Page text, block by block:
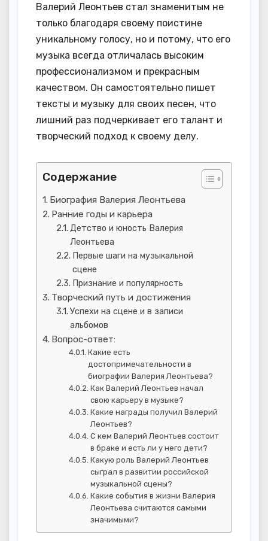
Валерий Леонтьев стал знаменитым не
только благодаря своему поистине
уникальному голосу, но и потому, что его
музыка всегда отличалась высоким
профессионализмом и прекрасным
качеством. Он самостоятельно пишет
тексты и музыку для своих песен, что
лишний раз подчеркивает его талант и
творческий подход к своему делу.
Содержание
Биография Валерия Леонтьева
Ранние годы и карьера
Детство и юность Валерия
Леонтьева
Первые шаги на музыкальной
сцене
Признание и популярность
Творческий путь и достижения
Успехи на сцене и в записи
альбомов
Вопрос-ответ:
Какие есть
достопримечательности в
биографии Валерия Леонтьева?
Как Валерий Леонтьев начал
свою карьеру в музыке?
Какие награды получил Валерий
Леонтьев?
С кем Валерий Леонтьев состоит
в браке и есть ли у него дети?
Какую роль Валерий Леонтьев
сыграл в развитии российской
музыкальной сцены?
Какие события в жизни Валерия
Леонтьева считаются самыми
значимыми?